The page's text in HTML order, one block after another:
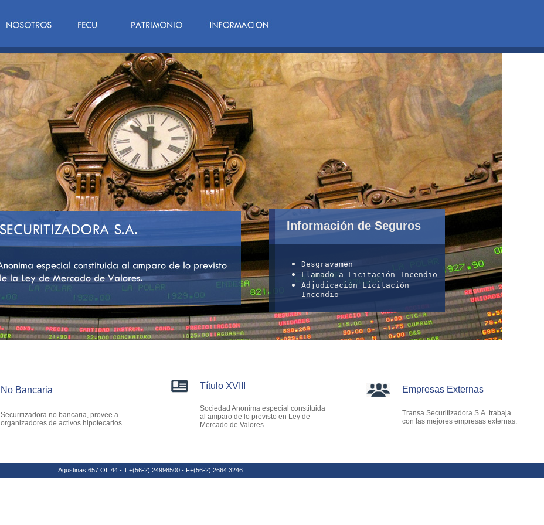
Información de Seguros
Desgravamen
Llamado a Licitación Incendio
Adjudicación Licitación
Incendio
No Bancaria
Securitizadora no bancaria, provee a
organizadores de activos hipotecarios.
Título XVIII
Sociedad Anonima especial constituida
al amparo de lo previsto en Ley de
Mercado de Valores.
Empresas Externas
Transa Securitizadora S.A. trabaja
con las mejores empresas externas.
Agustinas 657 Of. 44 - T.+(56-2) 24998500 - F+(56-2) 2664 3246